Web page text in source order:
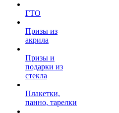
ГТО
Призы из
акрила
Призы и
подарки из
стекла
Плакетки,
панно, тарелки